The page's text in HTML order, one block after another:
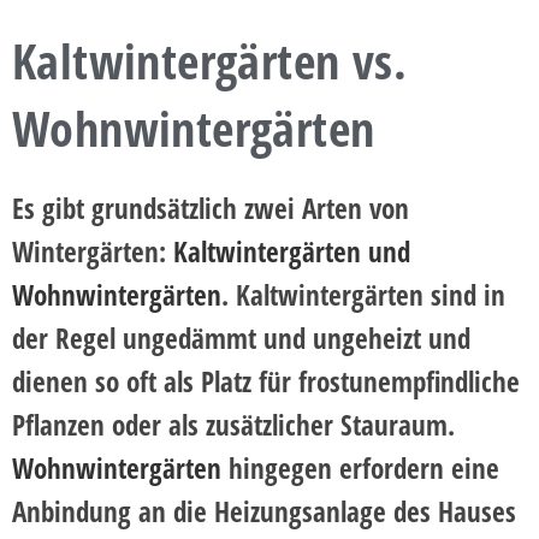
Kaltwintergärten vs.
Wohnwintergärten
Es gibt grundsätzlich zwei Arten von
Wintergärten: Kaltwintergärten und
Wohnwintergärten. Kaltwintergärten sind in
der Regel ungedämmt und ungeheizt und
dienen so oft als Platz für frostunempfindliche
Pflanzen oder als zusätzlicher Stauraum.
Wohnwintergärten hingegen erfordern eine
Anbindung an die Heizungsanlage des Hauses